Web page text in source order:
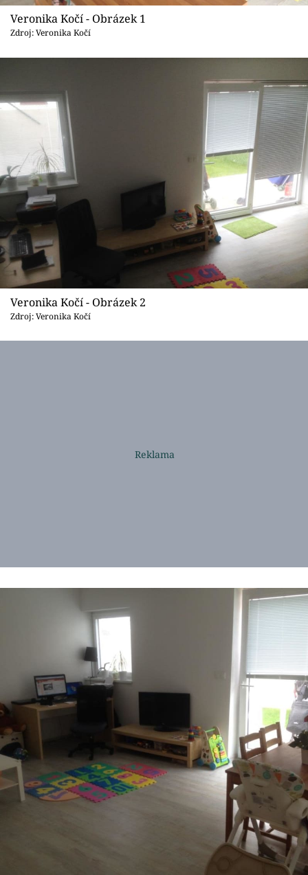
Sledujte nás
Veronika Kočí - Obrázek 1
Zdroj: Veronika Kočí
Veronika Kočí - Obrázek 2
Zdroj: Veronika Kočí